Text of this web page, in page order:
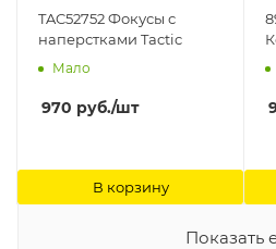
TAC52752 Фокусы с
наперстками Tactic
Мало
970 руб./шт
В корзину
Показать